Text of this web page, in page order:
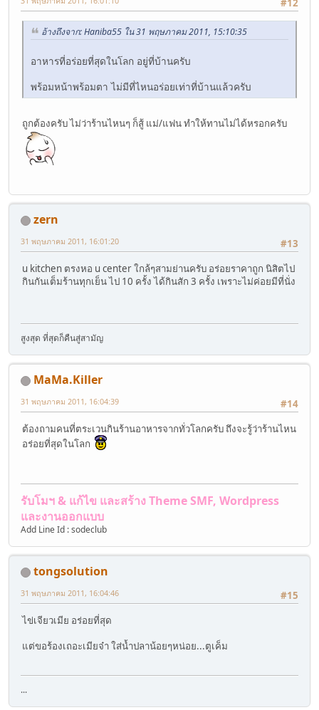
#12
อ้างถึงจาก: Haniba55 ใน 31 พฤษภาคม 2011, 15:10:35
อาหารที่อร่อยที่สุดในโลก อยู่ที่บ้านครับ
พร้อมหน้าพร้อมตา ไม่มีที่ไหนอร่อยเท่าที่บ้านแล้วครับ
ถูกต้องครับ ไม่ว่าร้านไหนๆ ก็สู้ แม่/แฟน ทำให้ทานไม่ได้หรอกครับ
zern
#13
31 พฤษภาคม 2011, 16:01:20
u kitchen ตรงหอ u center ใกล้ๆสามย่านครับ อร่อยราคาถูก นิสิตไป
กินกันเต็มร้านทุกเย็น ไป 10 ครั้ง ได้กินสัก 3 ครั้ง เพราะไม่ค่อยมีที่นั่ง
สูงสุด ที่สุดก็คืนสู่สามัญ
MaMa.Killer
#14
31 พฤษภาคม 2011, 16:04:39
ต้องถามคนที่ตระเวนกินร้านอาหารจากทั่วโลกครับ ถึงจะรู้ว่าร้านไหน
อร่อยที่สุดในโลก
รับโมฯ & แก้ไข และสร้าง Theme SMF, Wordpress
และงานออกแบบ
Add Line Id : sodeclub
tongsolution
#15
31 พฤษภาคม 2011, 16:04:46
ไข่เจียวเมีย อร่อยที่สุด
แต่ขอร้องเถอะเมียจ๋า ใส่น้ำปลาน้อยๆหน่อย...ตูเค็ม
...